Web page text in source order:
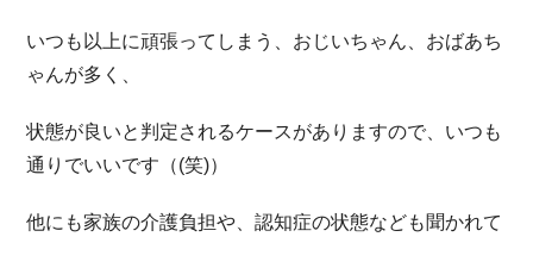
いつも以上に頑張ってしまう、おじいちゃん、おばあち
ゃんが多く、
状態が良いと判定されるケースがありますので、いつも
通りでいいです（(笑)）
他にも家族の介護負担や、認知症の状態なども聞かれて